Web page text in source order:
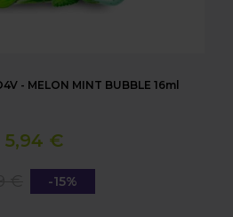
- MELON MINT BUBBLE 16ml
5,94 €
-15%